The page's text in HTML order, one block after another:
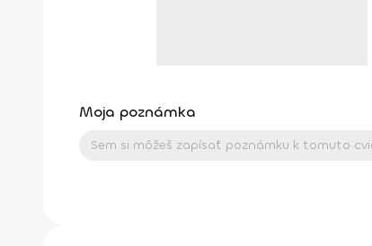
Moja poznámka